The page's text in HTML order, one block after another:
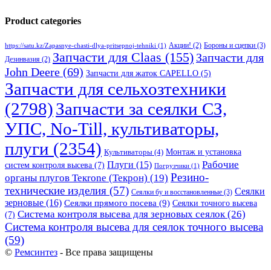
Product categories
https://satu.kz/Zapasnye-chasti-dlya-pritsepnoj-tehniki (1) Акции! (2) Бороны и сцепки (3)
Дезинвазия (2) Запчасти для Claas (155) Запчасти для
John Deere (69) Запчасти для жаток CAPELLO (5)
Запчасти для сельхозтехники
(2798)Запчасти за сеялки СЗ,
УПС, No-Till, культиваторы,
плуги (2354) Культиваторы (4) Монтаж и установка
систем контроля высева (7) Плуги (15) Погрузчики (1) Рабочие
органы плугов Текrоne (Текрон) (19) Резино-
технические изделия (57) Сеялки бу и восстановленные (3) Сеялки
зерновые (16) Сеялки прямого посева (9) Сеялки точного высева
(7) Система контроля высева для зерновых сеялок(26)
Система контроля высева для сеялок точного высева
(59)
© Ремсинтез - Все права защищены